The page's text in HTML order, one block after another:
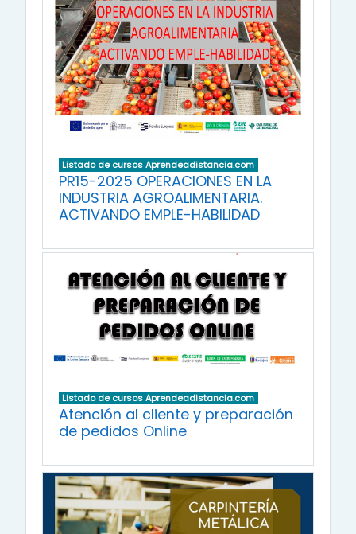
Listado de cursos Aprendeadistancia.com
PR15-2025 OPERACIONES EN LA
INDUSTRIA AGROALIMENTARIA.
ACTIVANDO EMPLE-HABILIDAD
Listado de cursos Aprendeadistancia.com
Atención al cliente y preparación
de pedidos Online